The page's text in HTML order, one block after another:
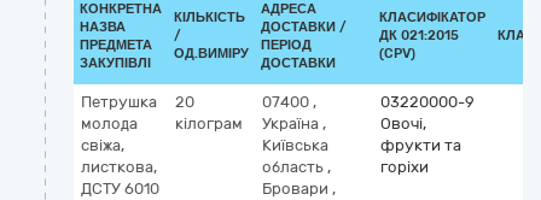
КОНКРЕТНА
НАЗВА
ПРЕДМЕТА
ЗАКУПІВЛІ
КІЛЬКІСТЬ
/
ОД.ВИМІРУ
АДРЕСА
ДОСТАВКИ /
ПЕРІОД
ДОСТАВКИ
КЛАСИФІКАТОР
ДК 021:2015
(CPV)
Петрушка
молода
свіжа,
листкова,
ДСТУ 6010
20
кілограм
07400 ,
Україна ,
Київська
область ,
Бровари ,
03220000-9
Овочі,
фрукти та
горіхи